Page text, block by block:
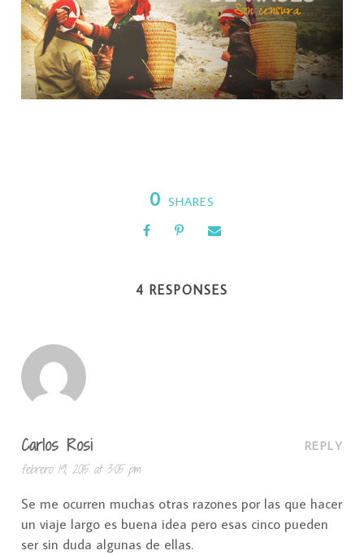
0 SHARES
4 RESPONSES
Carlos Rosi
febrero 19, 2015 at 3:05 pm
REPLY
Se me ocurren muchas otras razones por las que hacer
un viaje largo es buena idea pero esas cinco pueden
ser sin duda algunas de ellas.